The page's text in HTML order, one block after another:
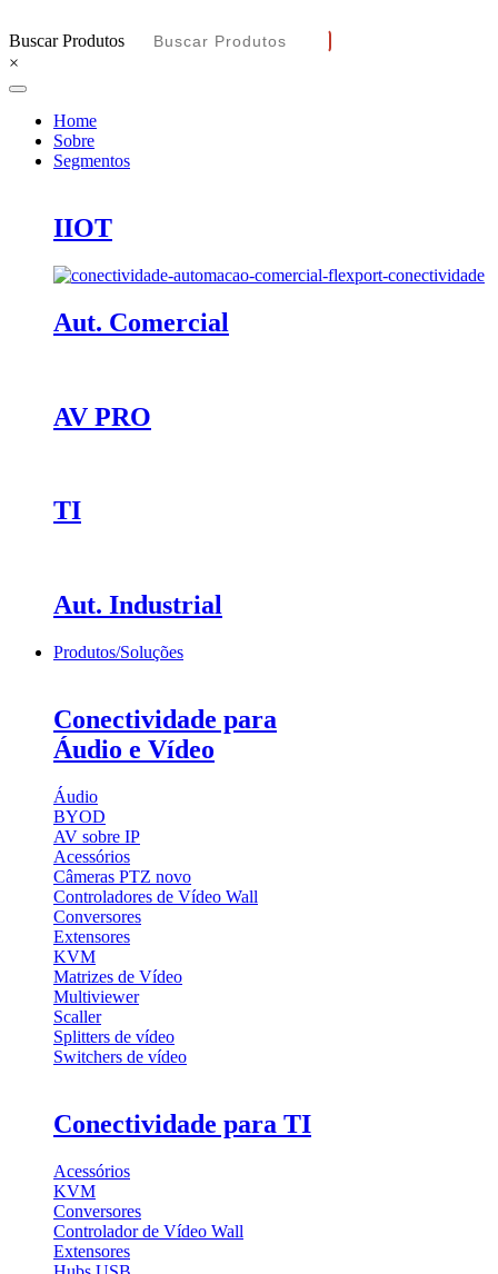
Buscar Produtos
×
Home
Sobre
Segmentos
IIOT
Aut. Comercial
AV PRO
TI
Aut. Industrial
Produtos/Soluções
Conectividade para
Áudio e Vídeo
Áudio
BYOD
AV sobre IP
Acessórios
Câmeras PTZ novo
Controladores de Vídeo Wall
Conversores
Extensores
KVM
Matrizes de Vídeo
Multiviewer
Scaller
Splitters de vídeo
Switchers de vídeo
Conectividade para TI
Acessórios
KVM
Conversores
Controlador de Vídeo Wall
Extensores